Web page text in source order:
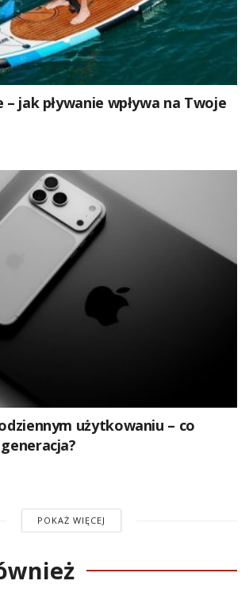
– jak pływanie wpływa na Twoje
użytkowaniu – co
POKAŻ WIĘCEJ